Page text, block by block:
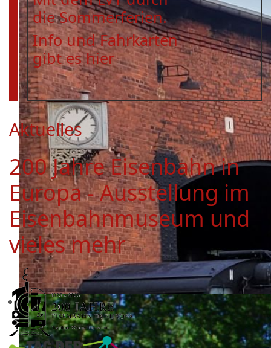
die Sommerferien.
Info und Fahrkarten
gibt es hier
Aktuelles
200 Jahre Eisenbahn in
Europa - Ausstellung im
Eisenbahnmuseum und
vieles mehr